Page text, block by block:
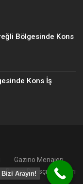
Bölgesinde Kons
Kons İş
Gazino Menajeri
Bayan Dansçı İş İlanları
Bizi Arayın!